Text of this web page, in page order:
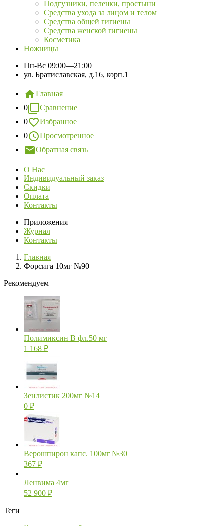
Подгузники, пеленки, простыни
Средства ухода за лицом и телом
Средства общей гигиены
Средства женской гигиены
Косметика
Ножницы
Пн-Вс 09:00—21:00
ул. Братиславская, д.16, корп.1
Главная
0
Сравнение
0
Избранное
0
Просмотренное
Обратная связь
О Нас
Индивидуальный заказ
Скидки
Оплата
Контакты
Приложения
Журнал
Контакты
Главная
Форсига 10мг №90
Рекомендуем
Полимиксин В фл.50 мг
1 168 ₽
Зенлистик 200мг №14
0 ₽
Верошпирон капс. 100мг №30
367 ₽
Ленвима 4мг
52 900 ₽
Теги